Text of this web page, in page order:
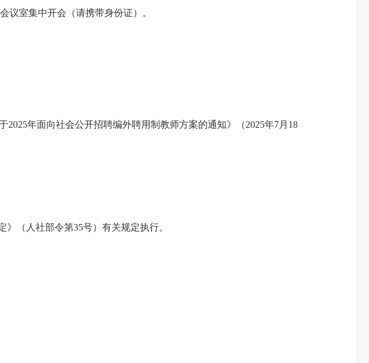
议室集中开会（请携带身份证）。
2025年面向社会公开招聘编外聘用制教师方案的通知》（2025年7月 18
》（人社部令第35号）有关规定执行。